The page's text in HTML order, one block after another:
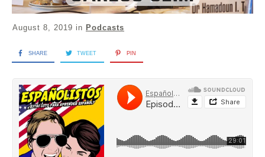
August 8, 2019 in Podcasts
SHARE TWEET PIN